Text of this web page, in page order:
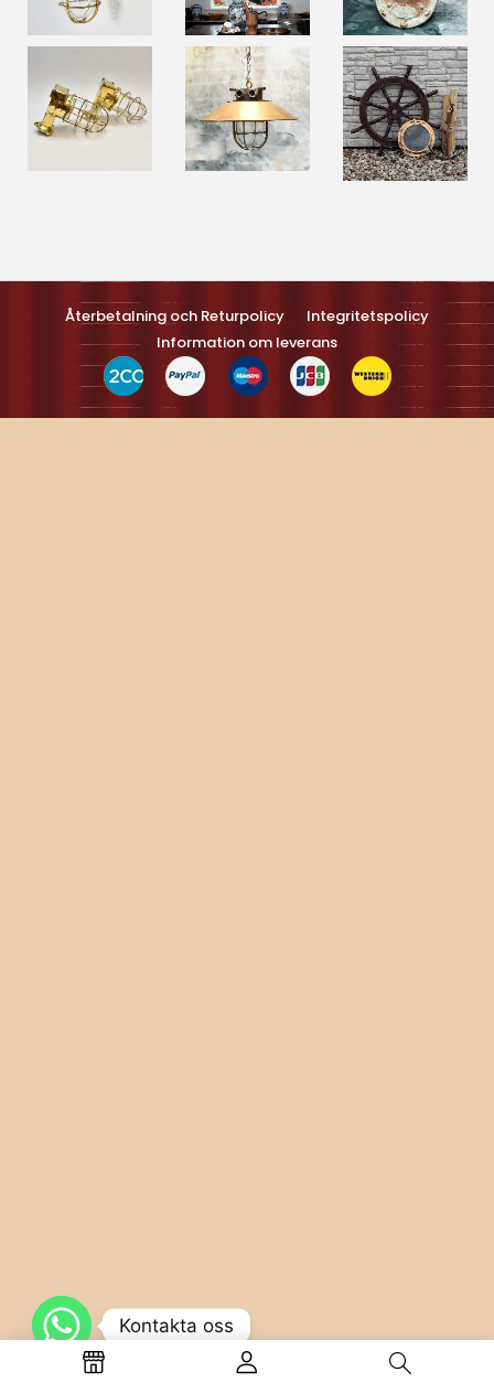
Återbetalning och Returpolicy
Integritetspolicy
Information om leverans
Turns on site high speed to be attractive feller people and search
engines.
Kontakta oss